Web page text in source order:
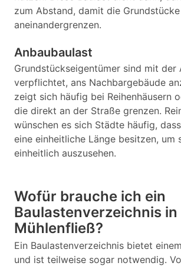
zum Abstand, damit die
aneinandergrenzen.
Anbaubaulast
Grundstückseigentümer sind mit der
verpflichtet, ans Nachbargebäude
zeigt sich häufig bei Reihenhäusern
die direkt an der Straße grenzen.
wünschen es sich Städte häufig,
eine einheitliche Länge besitzen, um
einheitlich auszusehen.
Wofür brauche ich ein
Baulastenverzeichnis in
Mühlenfließ?
Ein Baulastenverzeichnis bietet
und ist teilweise sogar notwendig.